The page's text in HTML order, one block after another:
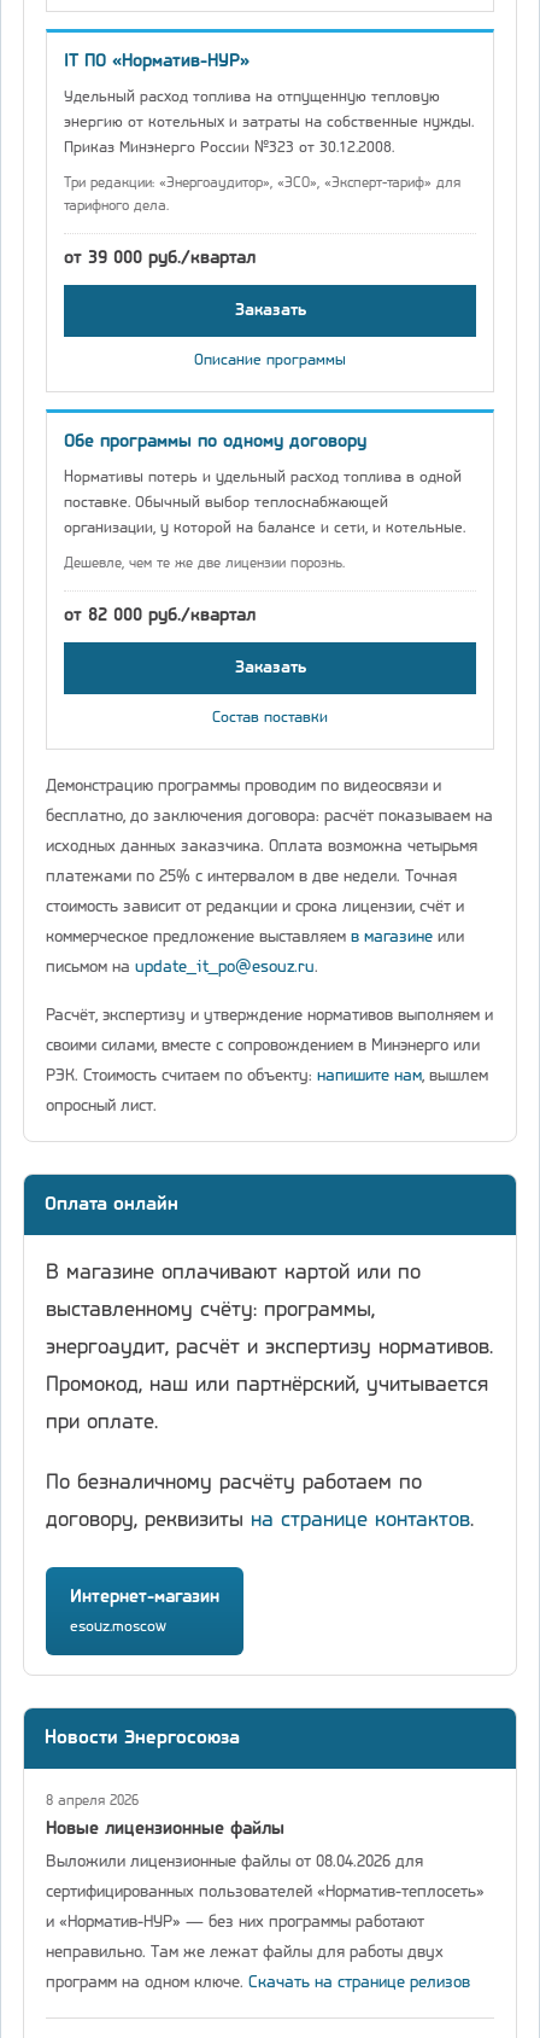
IT ПО «Норматив-НУР»
Удельный расход топлива на отпущенную тепловую
энергию от котельных и затраты на собственные нужды.
Приказ Минэнерго России №323 от 30.12.2008.
Три редакции: «Энергоаудитор», «ЭСО», «Эксперт-тариф» для
тарифного дела.
от 39 000 руб./квартал
Заказать
Описание программы
Обе программы по одному договору
Нормативы потерь и удельный расход топлива в одной
поставке. Обычный выбор теплоснабжающей
организации, у которой на балансе и сети, и котельные.
Дешевле, чем те же две лицензии порознь.
от 82 000 руб./квартал
Заказать
Состав поставки
Демонстрацию программы проводим по видеосвязи и
бесплатно, до заключения договора: расчёт показываем на
исходных данных заказчика. Оплата возможна четырьмя
платежами по 25% с интервалом в две недели. Точная
стоимость зависит от редакции и срока лицензии, счёт и
коммерческое предложение выставляем в магазине или
письмом на update_it_po@esouz.ru.
Расчёт, экспертизу и утверждение нормативов выполняем и
своими силами, вместе с сопровождением в Минэнерго или
РЭК. Стоимость считаем по объекту: напишите нам, вышлем
опросный лист.
Оплата онлайн
В магазине оплачивают картой или по
выставленному счёту: программы,
энергоаудит, расчёт и экспертизу нормативов.
Промокод, наш или партнёрский, учитывается
при оплате.
По безналичному расчёту работаем по
договору, реквизиты на странице контактов.
Интернет-магазин
esouz.moscow
Новости Энергосоюза
8 апреля 2026
Новые лицензионные файлы
Выложили лицензионные файлы от 08.04.2026 для
сертифицированных пользователей «Норматив-теплосеть»
и «Норматив-НУР» — без них программы работают
неправильно. Там же лежат файлы для работы двух
программ на одном ключе. Скачать на странице релизов